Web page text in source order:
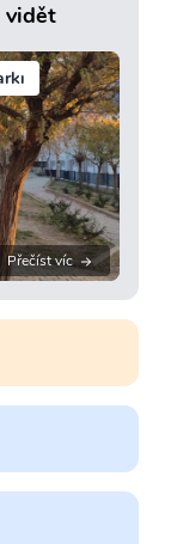
vidět
Přečíst víc